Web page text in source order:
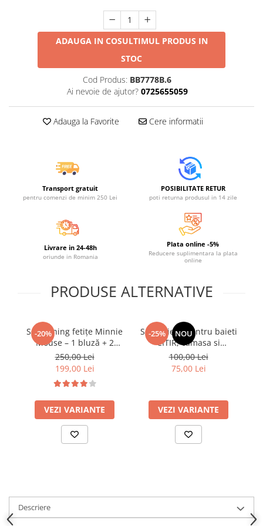
Muzica si instrumente
Seturi de rufe
Trenulete
Vehicule de constructii
ADAUGA IN COSULTIMUL PRODUS IN
STOC
Cod Produs: BB7778B.6
Ai nevoie de ajutor? 0725655059
Adauga la Favorite Cere informatii
Transport gratuit
pentru comenzi de minim 250 Lei
POSIBILITATE RETUR
poti returna produsul in 14 zile
Livrare in 24-48h
oriunde in Romania
Plata online -5%
Reducere suplimentara la plata
online
PRODUSE ALTERNATIVE
-20%
Set trening fetițe Minnie
Mouse – 1 bluză + 2
pantaloni
250,00 Lei
199,00 Lei
VEZI VARIANTE
-25% NOU
Set 2 piese pentru baieti
CITIR, camasa si
pantaloni scurti din
bumbac
100,00 Lei
75,00 Lei
VEZI VARIANTE
Descriere